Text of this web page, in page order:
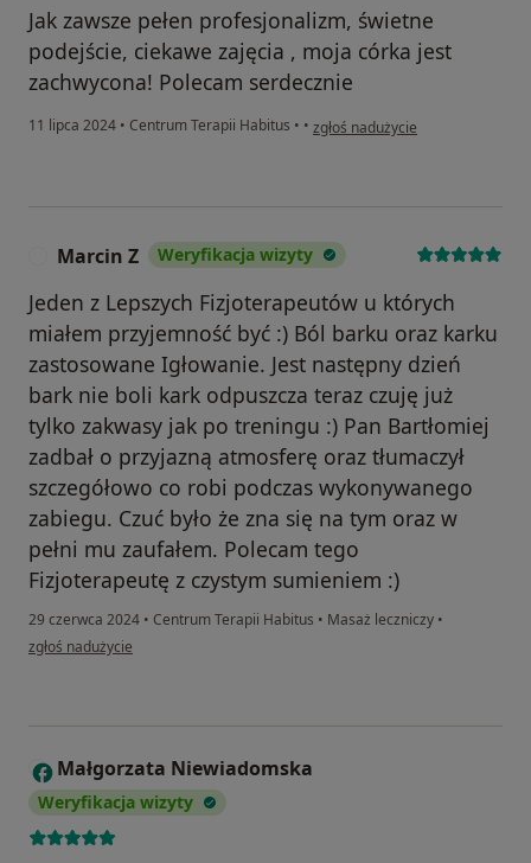
Jak zawsze pełen profesjonalizm, świetne
podejście, ciekawe zajęcia , moja córka jest
zachwycona! Polecam serdecznie
11 lipca 2024 • Centrum Terapii Habitus • • w opinii użytkownika Agata
zgłoś nadużycie
Marcin Z Weryfikacja wizyty
Jeden z Lepszych Fizjoterapeutów u których
miałem przyjemność być :) Ból barku oraz karku
zastosowane Igłowanie. Jest następny dzień
bark nie boli kark odpuszcza teraz czuję już
tylko zakwasy jak po treningu :) Pan Bartłomiej
zadbał o przyjazną atmosferę oraz tłumaczył
szczegółowo co robi podczas wykonywanego
zabiegu. Czuć było że zna się na tym oraz w
pełni mu zaufałem. Polecam tego
Fizjoterapeutę z czystym sumieniem :)
29 czerwca 2024 • Centrum Terapii Habitus • Masaż leczniczy •
w opinii użytkownika Marcin Z
zgłoś nadużycie
M Małgorzata Niewiadomska
Weryfikacja wizyty